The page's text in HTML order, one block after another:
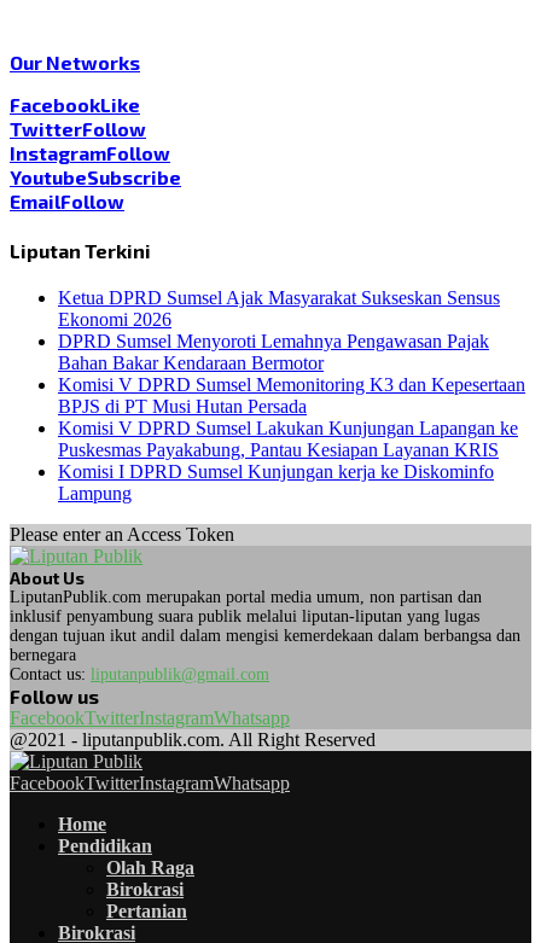
Our Networks
FacebookLike
TwitterFollow
InstagramFollow
YoutubeSubscribe
EmailFollow
Liputan Terkini
Ketua DPRD Sumsel Ajak Masyarakat Sukseskan Sensus
Ekonomi 2026
DPRD Sumsel Menyoroti Lemahnya Pengawasan Pajak
Bahan Bakar Kendaraan Bermotor
Komisi V DPRD Sumsel Memonitoring K3 dan Kepesertaan
BPJS di PT Musi Hutan Persada
Komisi V DPRD Sumsel Lakukan Kunjungan Lapangan ke
Puskesmas Payakabung, Pantau Kesiapan Layanan KRIS
Komisi I DPRD Sumsel Kunjungan kerja ke Diskominfo
Lampung
Please enter an Access Token
About Us
LiputanPublik.com merupakan portal media umum, non partisan dan
inklusif penyambung suara publik melalui liputan-liputan yang lugas
dengan tujuan ikut andil dalam mengisi kemerdekaan dalam berbangsa dan
bernegara
Contact us: liputanpublik@gmail.com
Follow us
FacebookTwitterInstagramWhatsapp
@2021 - liputanpublik.com. All Right Reserved
FacebookTwitterInstagramWhatsapp
Home
Pendidikan
Olah Raga
Birokrasi
Pertanian
Birokrasi